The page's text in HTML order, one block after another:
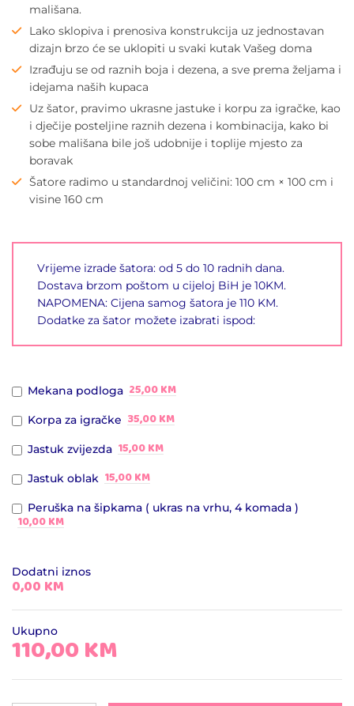
mališana.
Lako sklopiva i prenosiva konstrukcija uz jednostavan
dizajn brzo će se uklopiti u svaki kutak Vašeg doma
Izrađuju se od raznih boja i dezena, a sve prema željama i
idejama naših kupaca
Uz šator, pravimo ukrasne jastuke i korpu za igračke, kao
i dječije posteljine raznih dezena i kombinacija, kako bi
sobe mališana bile još udobnije i toplije mjesto za
boravak
Šatore radimo u standardnoj veličini: 100 cm × 100 cm i
visine 160 cm
Vrijeme izrade šatora: od 5 do 10 radnih dana.
Dostava brzom poštom u cijeloj BiH je 10KM.
NAPOMENA: Cijena samog šatora je 110 KM.
Dodatke za šator možete izabrati ispod:
Mekana podloga 25,00 KM
Korpa za igračke 35,00 KM
Jastuk zvijezda 15,00 KM
Jastuk oblak 15,00 KM
Peruška na šipkama ( ukras na vrhu, 4 komada )
10,00 KM
Dodatni iznos
0,00 KM
Ukupno
110,00KM